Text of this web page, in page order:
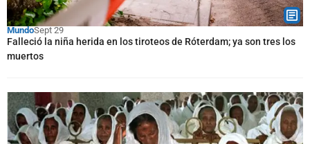
MundoSept 29
Falleció la niña herida en los tiroteos de Róterdam; ya son tres los
muertos